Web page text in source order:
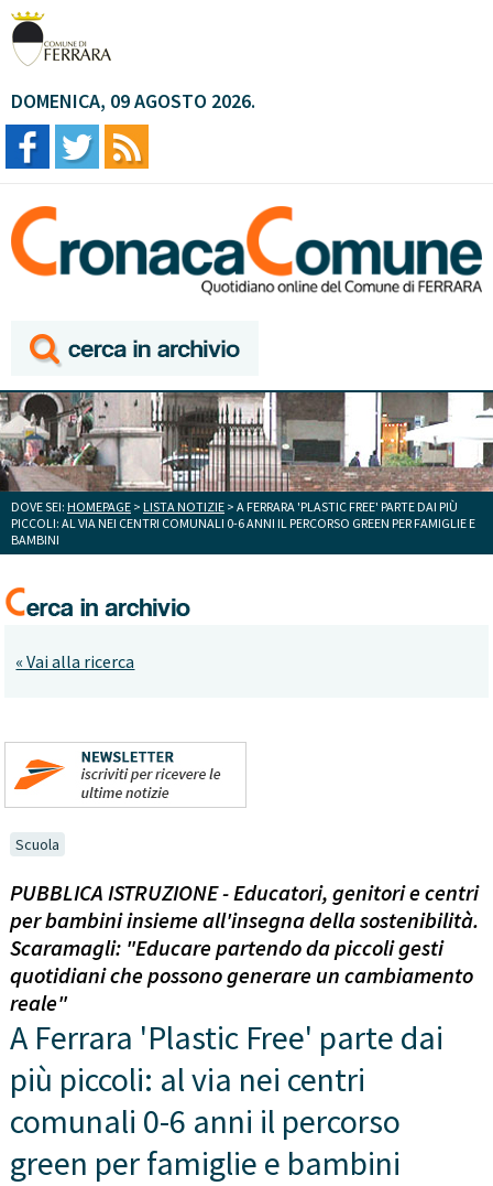
DOMENICA, 09 AGOSTO 2026.
DOVE SEI: HOMEPAGE > LISTA NOTIZIE > A FERRARA 'PLASTIC FREE' PARTE DAI PIÙ
PICCOLI: AL VIA NEI CENTRI COMUNALI 0-6 ANNI IL PERCORSO GREEN PER FAMIGLIE E
BAMBINI
« Vai alla ricerca
Scuola
PUBBLICA ISTRUZIONE - Educatori, genitori e centri
per bambini insieme all'insegna della sostenibilità.
Scaramagli: "Educare partendo da piccoli gesti
quotidiani che possono generare un cambiamento
reale"
A Ferrara 'Plastic Free' parte dai
più piccoli: al via nei centri
comunali 0-6 anni il percorso
green per famiglie e bambini